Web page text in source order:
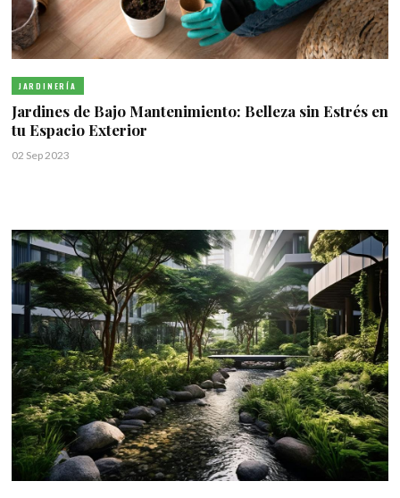
JARDINERÍA
Jardines de Bajo Mantenimiento: Belleza sin Estrés en
tu Espacio Exterior
02 Sep 2023